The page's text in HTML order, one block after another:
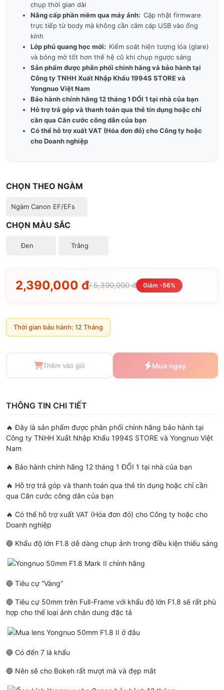
chụp thời gian dài
Nâng cấp phần mềm qua máy ảnh: Cập nhật firmware
trực tiếp từ body mà không cần cắm cáp USB vào ống
kính
Lớp phủ quang học mới: Kiểm soát hiện tượng lóa (glare)
và bóng mờ tốt hơn thế hệ cũ khi chụp ngược sáng
Sản phẩm được phân phối chính hãng và bảo hành tại
Công ty TNHH Xuất Nhập Khẩu 1994S STORE và
Yongnuo Việt Nam
Bảo hành chính hãng 12 tháng 1 ĐỔI 1 tại nhà của bạn
Hỗ trợ trả góp và thanh toán qua thẻ tín dụng hoặc chỉ
cần qua Căn cước công dân của bạn
Có thể hỗ trợ xuất VAT (Hóa đơn đỏ) cho Công ty hoặc
cho Doanh nghiệp
CHỌN THEO NGÀM
Ngàm Canon EF/EFs
CHỌN MÀU SẮC
Đen Trắng
2,390,000 đ/ 5,390,000 đ Giảm -56%
Thời gian bảo hành: 12 Tháng
Thêm vào giỏ Mua ngay
THÔNG TIN CHI TIẾT
🔥 Đây là sản phẩm được phân phối chính hãng bảo hành tại
Công ty TNHH Xuất Nhập Khẩu 1994S STORE và Yongnuo Việt
Nam
🔥 Bảo hành chính hãng 12 tháng 1 ĐỔI 1 tại nhà của bạn
🔥 Hỗ trợ trả góp và thanh toán qua thẻ tín dụng hoặc chỉ cần
qua Căn cước công dân của bạn
🔥 Có thể hỗ trợ xuất VAT (Hóa đơn đỏ) cho Công ty hoặc cho
Doanh nghiệp
🔵 Khẩu độ lớn F1.8 dễ dàng chụp ảnh trong điều kiện thiếu sáng
🔵 Tiêu cự “Vàng”
🔵 Tiêu cự 50mm trên Full-Frame với khẩu độ lớn F1.8 sẽ rất phù
hợp cho thể loại ảnh chân dung đặc tả
🔵 Có đến 7 lá khẩu
🔵 Nên sẽ cho Bokeh rất mượt mà và đẹp mắt